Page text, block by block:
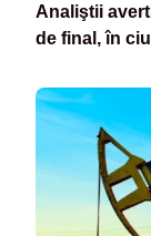
Analiştii
de final, în